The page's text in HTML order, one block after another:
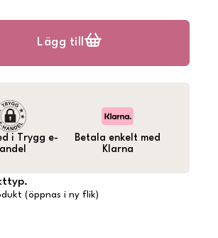
Lägg till
i Trygg e-
Betala enkelt med
Klarna
(öppnas i ny flik)